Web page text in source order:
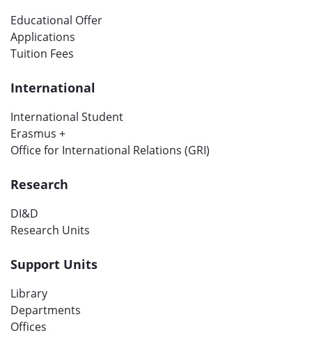
Educational Offer
Applications
Tuition Fees
International
International Student
Erasmus +
Office for International Relations (GRI)
Research
DI&D
Research Units
Support Units
Library
Departments
Offices